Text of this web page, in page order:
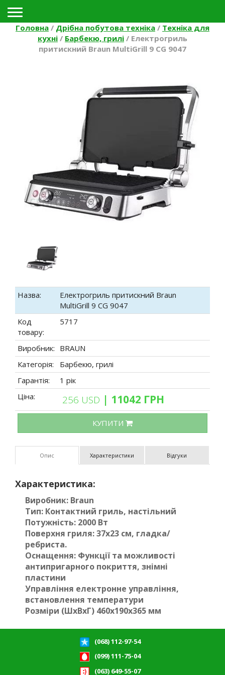
Головна / Дрібна побутова техніка / Техніка для
кухні / Барбекю, грилі / Електрогриль
притискний Braun MultiGrill 9 CG 9047
Назва:
Електрогриль притискний Braun
MultiGrill 9 CG 9047
Код
товару:
5717
Виробник: BRAUN
Категорія:
Барбекю, грилі
Гарантія:
1 рік
Ціна:
256 USD | 11042 ГРН
КУПИТИ
Опис Характеристики Відгуки
Характеристика:
Виробник: Braun
Тип: Контактний гриль, настільний
Потужність: 2000 Вт
Поверхня гриля: 37x23 см, гладка/
ребриста.
Оснащення: Функції та можливості
антипригарного покриття, знімні
пластини
Управління електронне управління,
встановлення температури
Розміри (ШхВхГ) 460x190x365 мм
(068) 112-97-54
(099) 111-75-04
(063) 649-55-07